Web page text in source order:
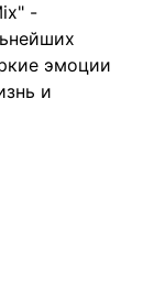
-
эмоции
и